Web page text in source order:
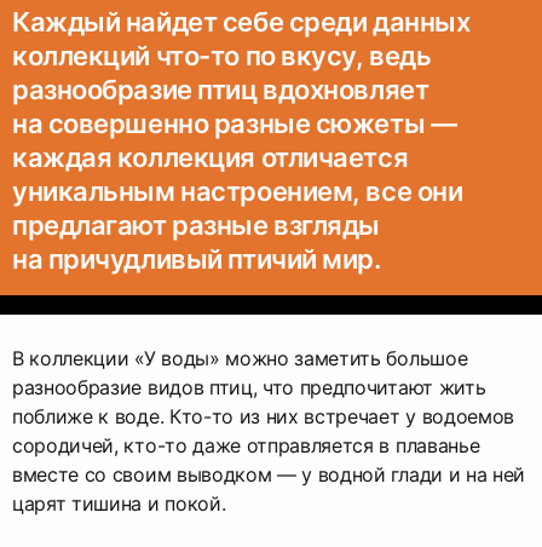
Каждый найдет себе среди данных
коллекций что-то по вкусу, ведь
разнообразие птиц вдохновляет
на совершенно разные сюжеты —
каждая коллекция отличается
уникальным настроением, все они
предлагают разные взгляды
на причудливый птичий мир.
В коллекции «У воды» можно заметить большое
разнообразие видов птиц, что предпочитают жить
поближе к воде. Кто-то из них встречает у водоемов
сородичей, кто-то даже отправляется в плаванье
вместе со своим выводком — у водной глади и на ней
царят тишина и покой.